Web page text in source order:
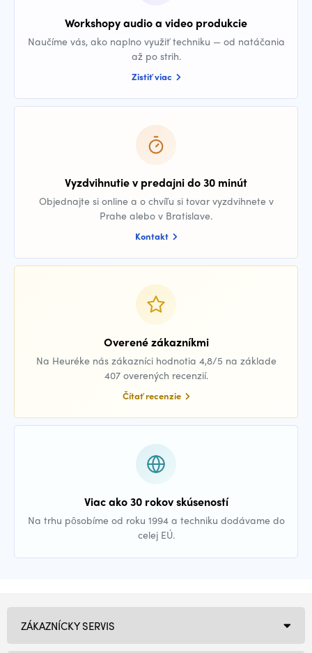
Workshopy audio a video produkcie
Naučíme vás, ako naplno využiť techniku — od natáčania
až po strih.
Zistiť viac
Vyzdvihnutie v predajni do 30 minút
Objednajte si online a o chvíľu si tovar vyzdvihnete v
Prahe alebo v Bratislave.
Kontakt
Overené zákazníkmi
Na Heuréke nás zákazníci hodnotia 4,8/5 na základe
407 overených recenzií.
Čítať recenzie
Viac ako 30 rokov skúseností
Na trhu pôsobíme od roku 1994 a techniku dodávame do
celej EÚ.
ZÁKAZNÍCKY SERVIS